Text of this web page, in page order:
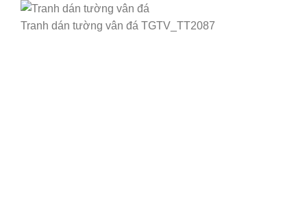
Tranh dán tường vân đá TGTV_TT2087